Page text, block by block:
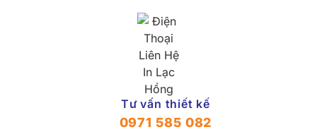
Tư vấn thiết kế
0971 585 082